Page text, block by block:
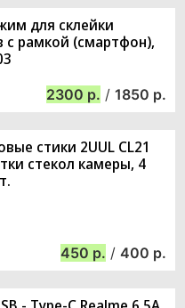
для склейки
с рамкой (смартфон),
2300 / 1850
стики 2UUL CL21
стекол камеры, 4
450 / 400